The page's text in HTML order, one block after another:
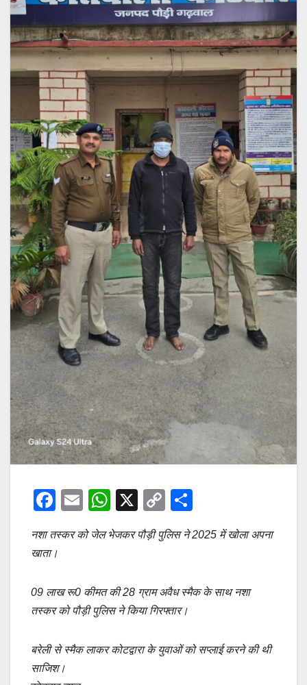
F
c
b
o
k
E
m
ail
W
h
at
A
p
X
C
p
Li
n
ar
नशा तस्कर को जेल भेजकर पौड़ी पुलिस ने 2025 में खोला अपना
खाता।
09 लाख रू0 कीमत की 28 ग्राम अवैध स्मैक के साथ नशा
तस्कर को पौड़ी पुलिस ने किया गिरफ्तार।
बरेली से स्मैक लाकर कोटद्वारा के युवाओं को सप्लाई करने की थी
साजिश।